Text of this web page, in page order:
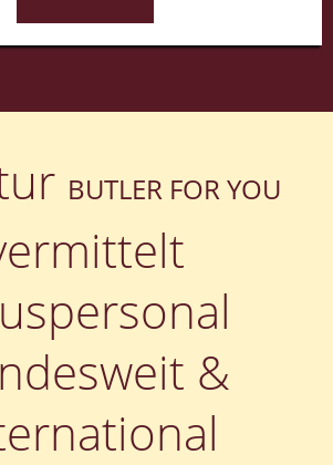
BUTLER FOR YOU
&